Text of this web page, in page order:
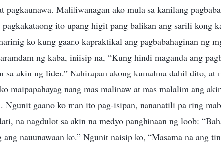
pagkaunawa. Maliliwanagan ako mula sa kanilang
ito upang higit pang balikan ang sarili kong
ko kung gaano kapraktikal ang pagbabahaginan ng
ng kaba, iniisip na, “Kung hindi maganda ang
sa akin ng lider.” Nahirapan akong kumalma dahil dito, at
maipapahayag nang mas malinaw at mas malalim ang
Ngunit gaano ko man ito pag-isipan, nananatili pa ring
na nagdulot sa akin na medyo panghinaan ng loob:
ang nauunawaan ko.” Ngunit naisip ko, “Masama na ang